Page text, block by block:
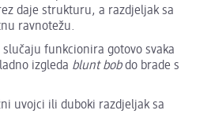
daje strukturu, a razdjeljak sa
ravnotežu.
slučaju funkcionira gotovo svaka
izgleda blunt bobdo brade s
uvojci ili duboki razdjeljak sa